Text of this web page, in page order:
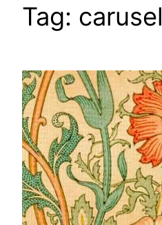
Tag: carusel